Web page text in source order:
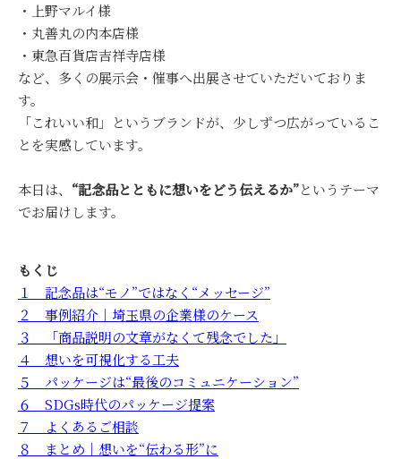
・上野マルイ様
・丸善丸の内本店様
・東急百貨店吉祥寺店様
など、多くの展示会・催事へ出展させていただいておりま
す。
「これいい和」というブランドが、少しずつ広がっているこ
とを実感しています。
本日は、 “記念品とともに想いをどう伝えるか”というテーマ
でお届けします。
もくじ
１ 記念品は“モノ”ではなく“メッセージ”
２ 事例紹介｜埼玉県の企業様のケース
３ 「商品説明の文章がなくて残念でした」
４ 想いを可視化する工夫
５ パッケージは“最後のコミュニケーション”
６ SDGs時代のパッケージ提案
７ よくあるご相談
８ まとめ｜想いを“伝わる形”に